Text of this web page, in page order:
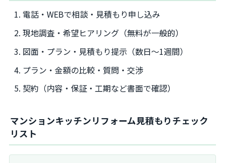
電話・WEBで相談・見積もり申し込み
現地調査・希望ヒアリング（無料が一般的）
図面・プラン・見積もり提示（数日～1週間）
プラン・金額の比較・質問・交渉
契約（内容・保証・工期など書面で確認）
マンションキッチンリフォーム見積もりチェック
リスト